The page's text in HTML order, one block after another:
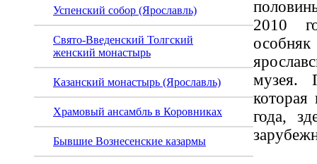
Успенский собор (Ярославль)
Свято-Введенский Толгский
женский монастырь
Казанский монастырь (Ярославль)
Храмовый ансамбль в Коровниках
Бывшие Вознесенские казармы
2010
музея.
которая
года,